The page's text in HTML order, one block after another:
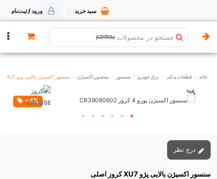
سبد خرید ورود / ثبت‌نام
جستجو در محصولات
خانه قطعات یدکی برق خودرو سنسور سنسور اکسیژن سنسور اکسیژن بالایی پژو XU7 کروز اصلی
‎−4%
سنسور اکسیژن بالایی پژو XU7 کروز اصلی